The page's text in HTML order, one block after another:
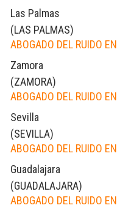
Las Palmas
(LAS PALMAS)
ABOGADO DEL RUIDO
Zamora
(ZAMORA)
ABOGADO DEL RUIDO
Sevilla
(SEVILLA)
ABOGADO DEL RUIDO
Guadalajara
(GUADALAJARA)
ABOGADO DEL RUIDO